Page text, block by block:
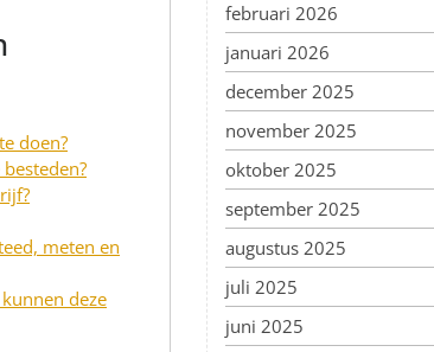
doen?
meten en
deze
februari 2026
januari 2026
december 2025
november 2025
oktober 2025
september 2025
augustus 2025
juli 2025
juni 2025